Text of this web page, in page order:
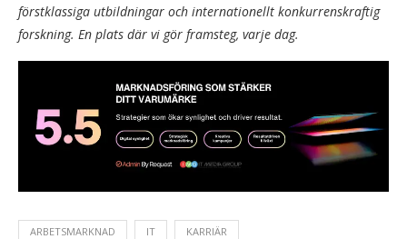
förstklassiga utbildningar och internationellt konkurrenskraftig
forskning. En plats där vi gör framsteg, varje dag.
ARBETSMARKNAD IT KARRIÄR